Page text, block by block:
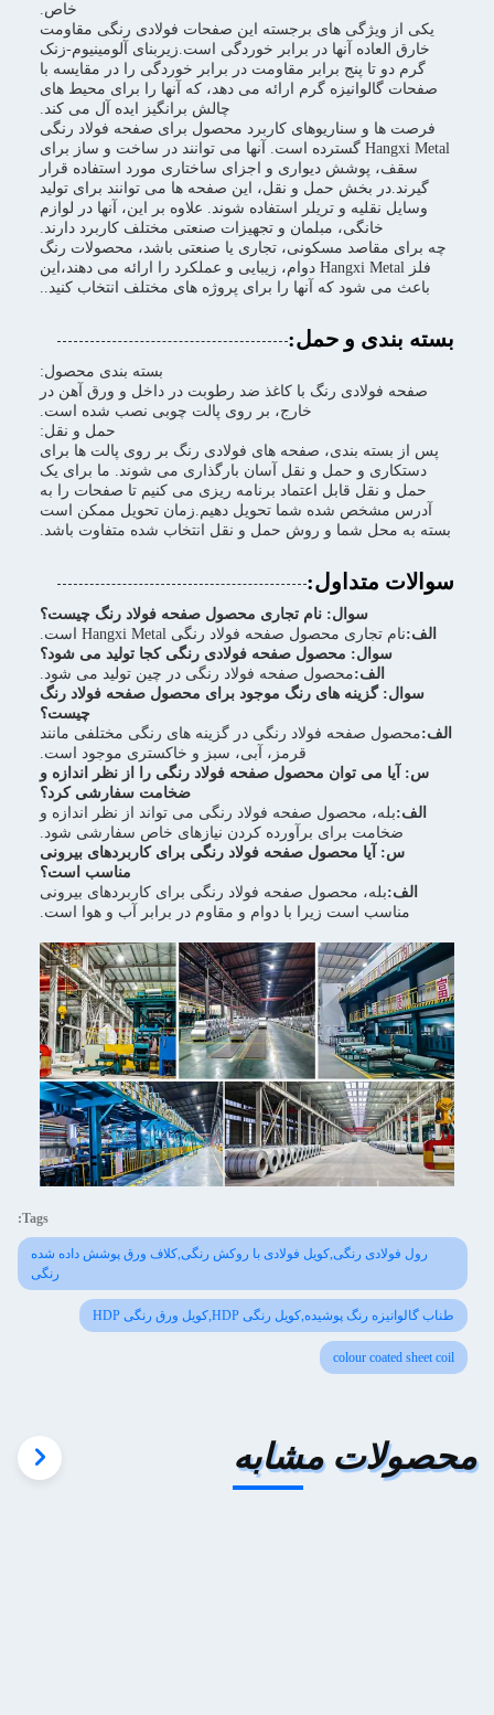
خاص.
یکی از ویژگی های برجسته این صفحات فولادی رنگی مقاومت
خارق العاده آنها در برابر خوردگی است.زیربنای آلومینیوم-زنک
گرم دو تا پنج برابر مقاومت در برابر خوردگی را در مقایسه با
صفحات گالوانیزه گرم ارائه می دهد، که آنها را برای محیط های
چالش برانگیز ایده آل می کند.
فرصت ها و سناریوهای کاربرد محصول برای صفحه فولاد رنگی
Hangxi Metal گسترده است. آنها می توانند در ساخت و ساز برای
سقف، پوشش دیواری و اجزای ساختاری مورد استفاده قرار
گیرند.در بخش حمل و نقل، این صفحه ها می توانند برای تولید
وسایل نقلیه و تریلر استفاده شوند. علاوه بر این، آنها در لوازم
خانگی، مبلمان و تجهیزات صنعتی مختلف کاربرد دارند.
چه برای مقاصد مسکونی، تجاری یا صنعتی باشد، محصولات رنگ
فلز Hangxi Metal دوام، زیبایی و عملکرد را ارائه می دهند،این
باعث می شود که آنها را برای پروژه های مختلف انتخاب کنید..
بسته بندی و حمل:
بسته بندی محصول:
صفحه فولادی رنگ با کاغذ ضد رطوبت در داخل و ورق آهن در
خارج، بر روی پالت چوبی نصب شده است.
حمل و نقل:
پس از بسته بندی، صفحه های فولادی رنگ بر روی پالت ها برای
دستکاری و حمل و نقل آسان بارگذاری می شوند. ما برای یک
حمل و نقل قابل اعتماد برنامه ریزی می کنیم تا صفحات را به
آدرس مشخص شده شما تحویل دهیم.زمان تحویل ممکن است
بسته به محل شما و روش حمل و نقل انتخاب شده متفاوت باشد.
سوالات متداول:
سوال: نام تجاری محصول صفحه فولاد رنگ چیست؟
الف:نام تجاری محصول صفحه فولاد رنگی Hangxi Metal است.
سوال: محصول صفحه فولادی رنگی کجا تولید می شود؟
الف:محصول صفحه فولاد رنگی در چین تولید می شود.
سوال: گزینه های رنگ موجود برای محصول صفحه فولاد رنگ
چیست؟
الف:محصول صفحه فولاد رنگی در گزینه های رنگی مختلفی مانند
قرمز، آبی، سبز و خاکستری موجود است.
س: آیا می توان محصول صفحه فولاد رنگی را از نظر اندازه و
ضخامت سفارشی کرد؟
الف:بله، محصول صفحه فولاد رنگی می تواند از نظر اندازه و
ضخامت برای برآورده کردن نیازهای خاص سفارشی شود.
س: آیا محصول صفحه فولاد رنگی برای کاربردهای بیرونی
مناسب است؟
الف:بله، محصول صفحه فولاد رنگی برای کاربردهای بیرونی
مناسب است زیرا با دوام و مقاوم در برابر آب و هوا است.
Tags:
رول فولادی رنگی,کویل فولادی با روکش رنگی,کلاف ورق پوشش داده شده
رنگی
طناب گالوانیزه رنگ پوشیده,کویل رنگی HDP,کویل ورق رنگی HDP
colour coated sheet coil
محصولات مشابه